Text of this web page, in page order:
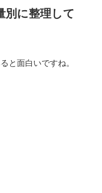
別に整理して
と面白いですね。